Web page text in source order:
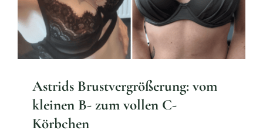
Brustvergrößerung Geschichte erleben Brüste
Körper
Korrektur der Brüste
Astrids Brustvergrößerung: vom
kleinen B- zum vollen C-
Körbchen